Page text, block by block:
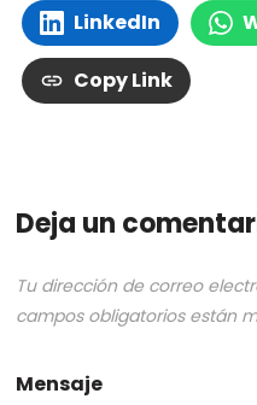
LinkedIn
Copy Link
Deja un
Tu dirección de correo
campos obligatorios están
Mensaje